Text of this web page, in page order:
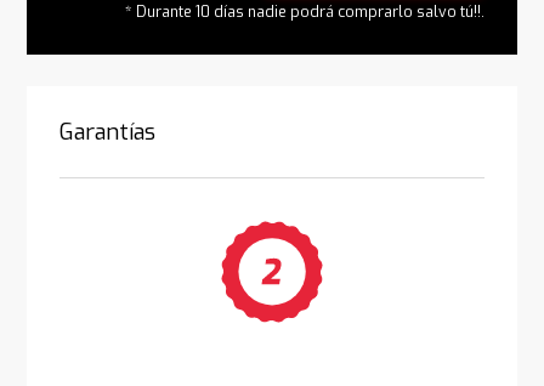
* Durante 10 días nadie podrá comprarlo salvo tú!!.
Garantías